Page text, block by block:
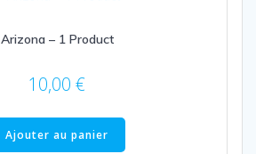
Arizona – 1 Product
10,00 €
Ajouter au panier